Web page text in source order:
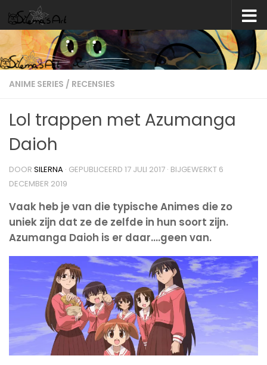
Skip to content
ANIME SERIES / RECENSIES
Lol trappen met Azumanga
Daioh
DOOR SILERNA · GEPUBLICEERD 17 JULI 2017 · BIJGEWERKT 6
DECEMBER 2019
Vaak heb je van die typische Animes die zo
uniek zijn dat ze de zelfde in hun soort zijn.
Azumanga Daioh is er daar….geen van.